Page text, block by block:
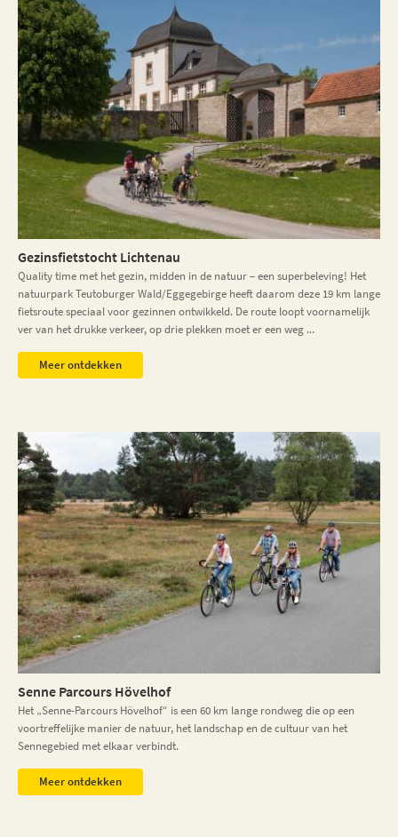
Gezinsfietstocht Lichtenau
Quality time met het gezin, midden in de natuur – een superbeleving! Het
natuurpark Teutoburger Wald/Eggegebirge heeft daarom deze 19 km lange
fietsroute speciaal voor gezinnen ontwikkeld. De route loopt voornamelijk
ver van het drukke verkeer, op drie plekken moet er een weg ...
Meer ontdekken
Senne Parcours Hövelhof
Het „Senne-Parcours Hövelhof“ is een 60 km lange rondweg die op een
voortreffelijke manier de natuur, het landschap en de cultuur van het
Sennegebied met elkaar verbindt.
Meer ontdekken